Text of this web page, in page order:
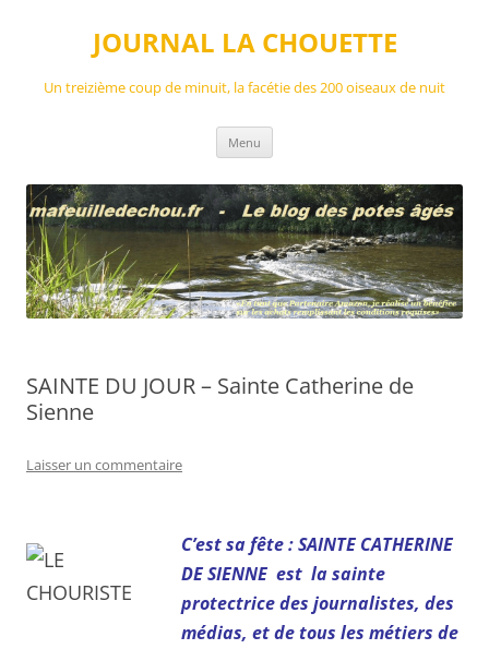
JOURNAL LA CHOUETTE
Un treizième coup de minuit, la facétie des 200 oiseaux de nuit
Menu
SAINTE DU JOUR – Sainte Catherine de
Sienne
Laisser un commentaire
C’est sa fête : SAINTE CATHERINE
DE SIENNE est la sainte
protectrice des journalistes, des
médias, et de tous les métiers de